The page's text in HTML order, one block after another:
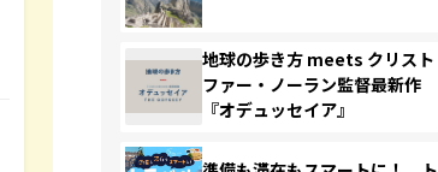
地球の歩き方 meets クリスト
ファー・ノーラン監督最新作
『オデュッセイア』